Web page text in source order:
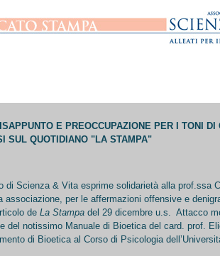
E PREOCCUPAZIONE PER I TONI DI
SUL QUOTIDIANO "LA STAMPA"
di Scienza & Vita esprime solidarietà alla prof.ssa
associazione, per le affermazioni offensive e
de La Stampa del 29 dicembre u.s. Attacco
del notissimo Manuale di Bioetica del card. prof.
di Bioetica al Corso di Psicologia